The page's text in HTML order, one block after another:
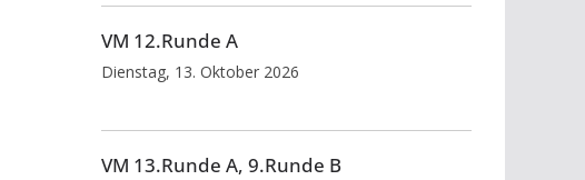
VM 12.Runde A
Dienstag, 13. Oktober 2026
VM 13.Runde A, 9.Runde B